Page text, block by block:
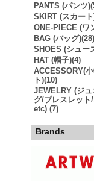
PANTS (パンツ
SKIRT (スカー
ONE-PIECE (ワ
BAG (バッグ)(28)
SHOES (シュー
HAT (帽子)(4)
ACCESSORY(
ト)(10)
JEWELRY (ジ
グ/ブレスレット
etc) (7)
Brands